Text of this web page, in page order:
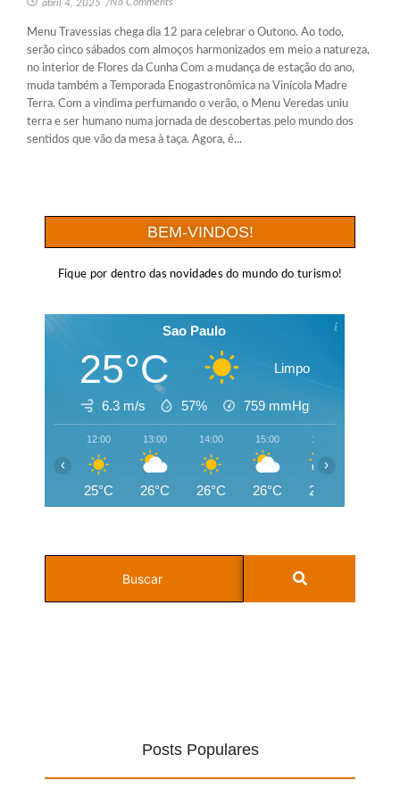
abril 4, 2025 /
Menu Travessias chega dia 12 para celebrar o Outono. Ao todo,
serão cinco sábados com almoços harmonizados em meio a natureza,
no interior de Flores da Cunha Com a mudança de estação do ano,
muda também a Temporada Enogastronômica na Vinícola Madre
Terra. Com a vindima perfumando o verão, o Menu Veredas uniu
terra e ser humano numa jornada de descobertas pelo mundo dos
sentidos que vão da mesa à taça. Agora, é...
BEM-VINDOS!
Fique por dentro das novidades do mundo do turismo!
Sao Paulo
25°C Limpo
6.3 m/s 57% 759 mmHg
12:00
25°C
13:00
26°C
14:00
26°C
15:00
26°C
16:00
25°C
‹ ›
Posts Populares